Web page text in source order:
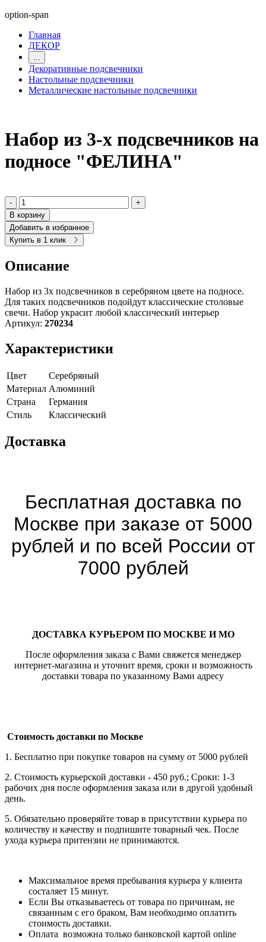
option-span
Главная
ДЕКОР
...
Декоративные подсвечники
Настольные подсвечники
Металлические настольные подсвечники
Набор из 3-х подсвечников на
подносе "ФЕЛИНА"
-
+
В корзину
Добавить в избранное
Купить в 1 клик
Описание
Набор из 3х подсвечников в серебряном цвете на подносе.
Для таких подсвечников подойдут классические столовые
свечи. Набор украсит любой классический интерьер
Артикул: 270234
Характеристики
Цвет
Серебряный
Материал Алюминий
Страна
Германия
Cтиль
Классический
Доставка
Бесплатная доставка по
Москве при заказе от 5000
рублей и по всей России от
7000 рублей
ДОСТАВКА КУРЬЕРОМ ПО МОСКВЕ И МО
После оформления заказа с Вами свяжется менеджер
интернет-магазина и уточнит время, сроки и возможность
доставки товара по указанному Вами адресу
Стоимость доставки по Москве
1. Бесплатно при покупке товаров на сумму от 5000 рублей
2. Стоимость курьерской доставки - 450 руб.; Сроки: 1-3
рабочих дня после оформления заказа или в другой удобный
день.
5. Обязательно проверяйте товар в присутствии курьера по
количеству и качеству и подпишите товарный чек. После
ухода курьера притензии не принимаются.
Максимальное время пребывания курьера у клиента
состаляет 15 минут.
Если Вы отказываетесь от товара по причинам, не
связанным с его браком, Вам необходимо оплатить
стоимость доставки.
Оплата возможна только банковской картой online